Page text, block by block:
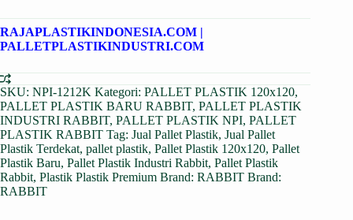
RAJAPLASTIKINDONESIA.COM |
PALLETPLASTIKINDUSTRI.COM
SKU: NPI-1212K Kategori: PALLET PLASTIK 120x120,
PALLET PLASTIK BARU RABBIT, PALLET PLASTIK
INDUSTRI RABBIT, PALLET PLASTIK NPI, PALLET
PLASTIK RABBIT Tag: Jual Pallet Plastik, Jual Pallet
Plastik Terdekat, pallet plastik, Pallet Plastik 120x120, Pallet
Plastik Baru, Pallet Plastik Industri Rabbit, Pallet Plastik
Rabbit, Plastik Plastik Premium Brand: RABBIT Brand:
RABBIT